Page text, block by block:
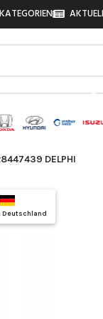
KATEGORIEN
DELPHI
Deutschland